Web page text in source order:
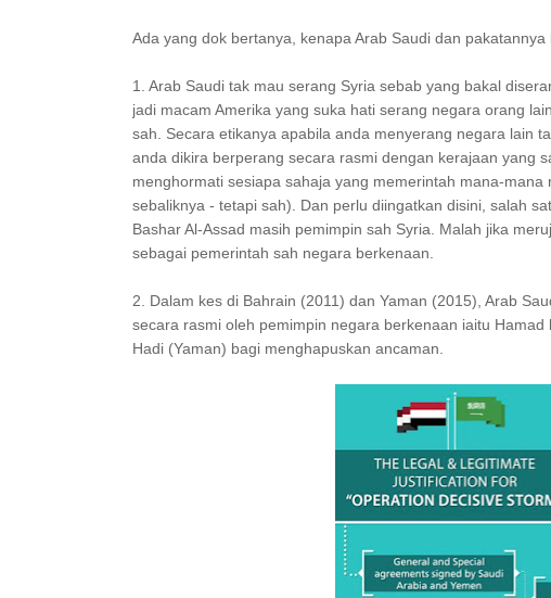
Ada yang dok bertanya, kenapa Arab Saudi dan
1. Arab Saudi tak mau serang Syria sebab yang bakal
jadi macam Amerika yang suka hati serang negara orang
sah. Secara etikanya apabila anda menyerang negara lain
anda dikira berperang secara rasmi dengan kerajaan yang
menghormati sesiapa sahaja yang memerintah mana-
sebaliknya - tetapi sah). Dan perlu diingatkan disini, salah
Bashar Al-Assad masih pemimpin sah Syria. Malah jika
sebagai pemerintah sah negara berkenaan.
2. Dalam kes di Bahrain (2011) dan Yaman (2015), Arab
secara rasmi oleh pemimpin negara berkenaan iaitu
Hadi (Yaman) bagi menghapuskan ancaman.